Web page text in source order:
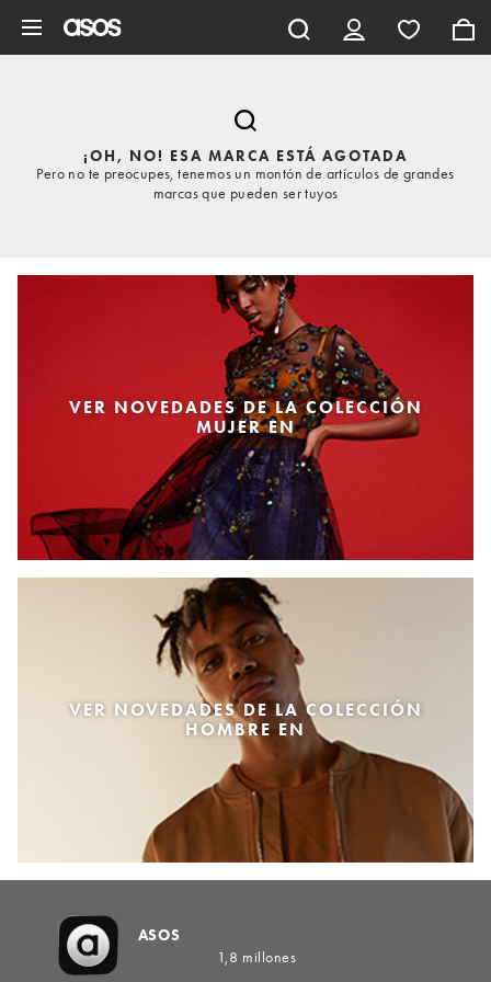
¡OH, NO! ESA MARCA ESTÁ AGOTADA
Pero no te preocupes, tenemos un montón de artículos de grandes
marcas que pueden ser tuyos
VER NOVEDADES DE LA COLECCIÓN
MUJER EN
VER NOVEDADES DE LA COLECCIÓN
HOMBRE EN
ASOS
1,8 millones